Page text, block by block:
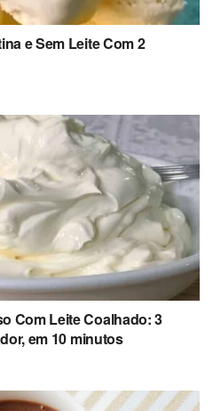
e Sem Leite Com 2
Com Leite Coalhado: 3
em 10 minutos